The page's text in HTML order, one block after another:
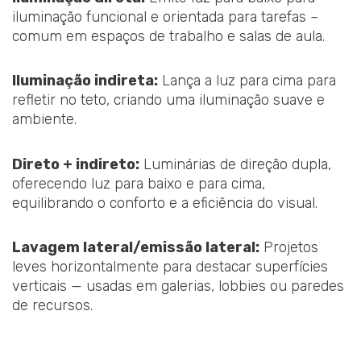
iluminação funcional e orientada para tarefas –
comum em espaços de trabalho e salas de aula.
Iluminação indireta: Lança a luz para cima para
refletir no teto, criando uma iluminação suave e
ambiente.
Direto + indireto: Luminárias de direção dupla,
oferecendo luz para baixo e para cima,
equilibrando o conforto e a eficiência do visual.
Lavagem lateral/emissão lateral: Projetos
leves horizontalmente para destacar superfícies
verticais — usadas em galerias, lobbies ou paredes
de recursos.